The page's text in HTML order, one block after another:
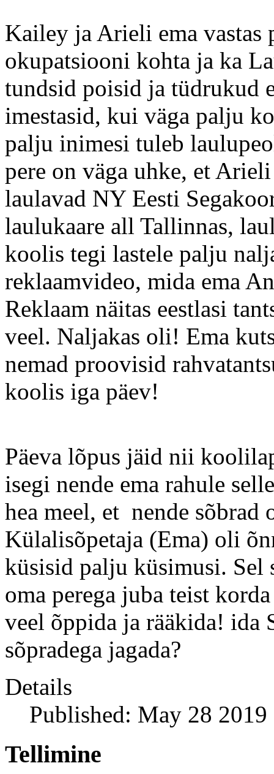
Kailey ja Arieli ema vastas
okupatsiooni kohta ja ka
tundsid poisid ja tüdrukud
imestasid, kui väga palju
palju inimesi tuleb
pere on väga uhke, et
laulavad NY Eesti
laulukaare all Tallinnas,
koolis tegi lastele palju
reklaamvideo, mida ema
Reklaam näitas eestlasi
veel. Naljakas oli! Ema
nemad proovisid
koolis iga päev!
Päeva lõpus jäid nii
isegi nende ema rahule
hea meel, et nende
Külalisõpetaja (Ema) oli
küsisid palju küsimusi.
oma perega juba teist
veel õppida ja rääkida! ida
sõpradega jagada?
Details
Published: May 28 2019
Tellimine